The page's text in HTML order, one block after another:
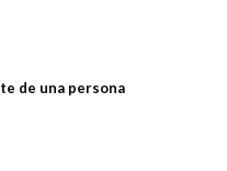
de una persona